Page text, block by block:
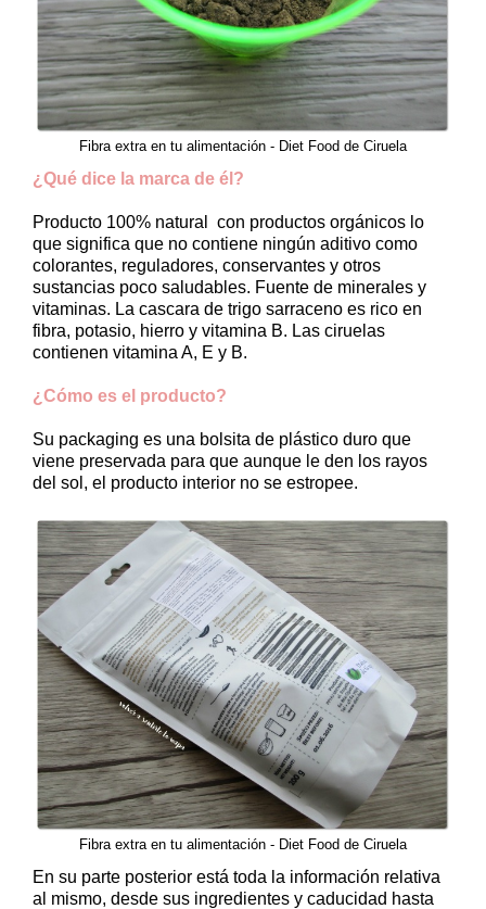
Fibra extra en tu alimentación - Diet Food de Ciruela
¿Qué dice la marca de él?
Producto 100% natural con productos orgánicos lo
que significa que no contiene ningún aditivo como
colorantes, reguladores, conservantes y otros
sustancias poco saludables. Fuente de minerales y
vitaminas. La cascara de trigo sarraceno es rico en
fibra, potasio, hierro y vitamina B. Las ciruelas
contienen vitamina A, E y B.
¿Cómo es el producto?
Su packaging es una bolsita de plástico duro que
viene preservada para que aunque le den los rayos
del sol, el producto interior no se estropee.
Fibra extra en tu alimentación - Diet Food de Ciruela
En su parte posterior está toda la información relativa
al mismo, desde sus ingredientes y caducidad hasta